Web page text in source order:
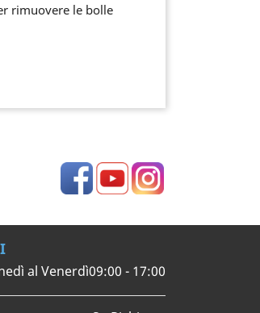
rimuovere le bolle
FacebookYouTubeInstagram
al Venerdì09:00 - 17:00